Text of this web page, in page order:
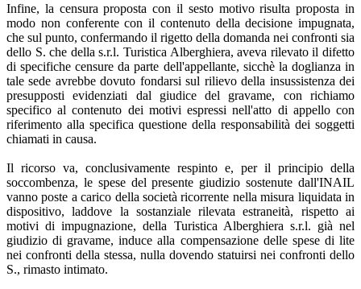
Infine, la censura proposta con il sesto motivo risulta proposta in
modo non conferente con il contenuto della decisione impugnata,
che sul punto, confermando il rigetto della domanda nei confronti sia
dello S. che della s.r.l. Turistica Alberghiera, aveva rilevato il difetto
di specifiche censure da parte dell'appellante, sicchè la doglianza in
tale sede avrebbe dovuto fondarsi sul rilievo della insussistenza dei
presupposti evidenziati dal giudice del gravame, con richiamo
specifico al contenuto dei motivi espressi nell'atto di appello con
riferimento alla specifica questione della responsabilità dei soggetti
chiamati in causa.
Il ricorso va, conclusivamente respinto e, per il principio della
soccombenza, le spese del presente giudizio sostenute dall'INAIL
vanno poste a carico della società ricorrente nella misura liquidata in
dispositivo, laddove la sostanziale rilevata estraneità, rispetto ai
motivi di impugnazione, della Turistica Alberghiera s.r.l. già nel
giudizio di gravame, induce alla compensazione delle spese di lite
nei confronti della stessa, nulla dovendo statuirsi nei confronti dello
S., rimasto intimato.